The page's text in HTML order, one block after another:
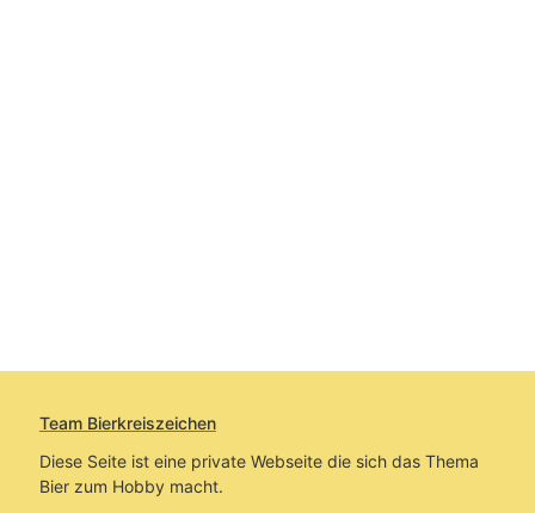
Team Bierkreiszeichen
Diese Seite ist eine private Webseite die sich das Thema
Bier zum Hobby macht.